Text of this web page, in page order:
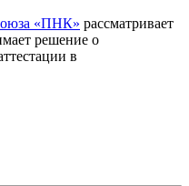
«ПНК» рассматривает
решение о
в